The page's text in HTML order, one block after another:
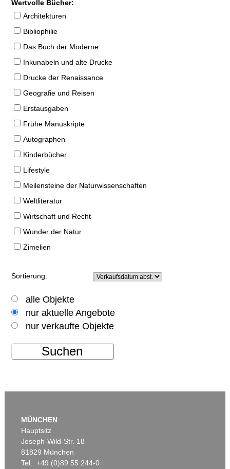
Wertvolle Bücher:
Architekturen
Bibliophilie
Das Buch der Moderne
Inkunabeln und alte Drucke
Drucke der Renaissance
Geografie und Reisen
Erstausgaben
Frühe Manuskripte
Autographen
Kinderbücher
Lifestyle
Meilensteine der Naturwissenschaften
Weltliteratur
Wirtschaft und Recht
Wunder der Natur
Zimelien
Sortierung:
alle Objekte
nur aktuelle Angebote
nur verkaufte Objekte
Suchen
MÜNCHEN
Hauptsitz
Joseph-Wild-Str. 18
81829 München
Tel.: +49 (0)89 55 244-0